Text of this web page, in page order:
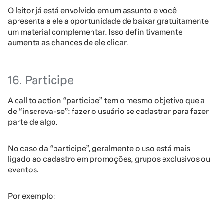
O leitor já está envolvido em um assunto e você
apresenta a ele a oportunidade de baixar gratuitamente
um material complementar. Isso definitivamente
aumenta as chances de ele clicar.
16. Participe
A call to action “participe” tem o mesmo objetivo que a
de “inscreva-se”: fazer o usuário se cadastrar para fazer
parte de algo.
No caso da “participe”, geralmente o uso está mais
ligado ao cadastro em promoções, grupos exclusivos ou
eventos.
Por exemplo: